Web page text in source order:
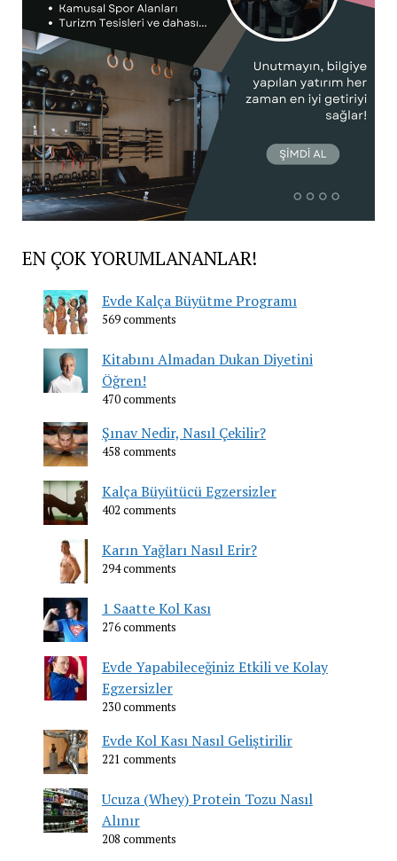
EN ÇOK YORUMLANANLAR!
Evde Kalça Büyütme Programı
569 comments
Kitabını Almadan Dukan Diyetini
Öğren!
470 comments
Şınav Nedir, Nasıl Çekilir?
458 comments
Kalça Büyütücü Egzersizler
402 comments
Karın Yağları Nasıl Erir?
294 comments
1 Saatte Kol Kası
276 comments
Evde Yapabileceğiniz Etkili ve Kolay
Egzersizler
230 comments
Evde Kol Kası Nasıl Geliştirilir
221 comments
Ucuza (Whey) Protein Tozu Nasıl
Alınır
208 comments